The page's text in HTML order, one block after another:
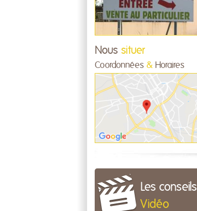
Nous situer
Coordonnées & Horaires
Les conseils
Vidéo